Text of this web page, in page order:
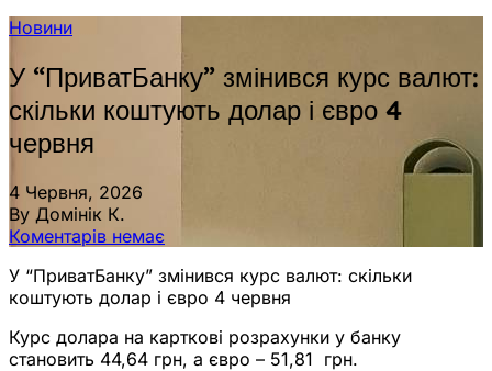
Новини
У “ПриватБанку” змінився курс валют:
скільки коштують долар і євро 4
червня
4 Червня, 2026
By Домінік К.
Коментарів немає
У “ПриватБанку” змінився курс валют: скільки
коштують долар і євро 4 червня
Курс долара на карткові розрахунки у банку
становить 44,64 грн, а євро – 51,81 грн.